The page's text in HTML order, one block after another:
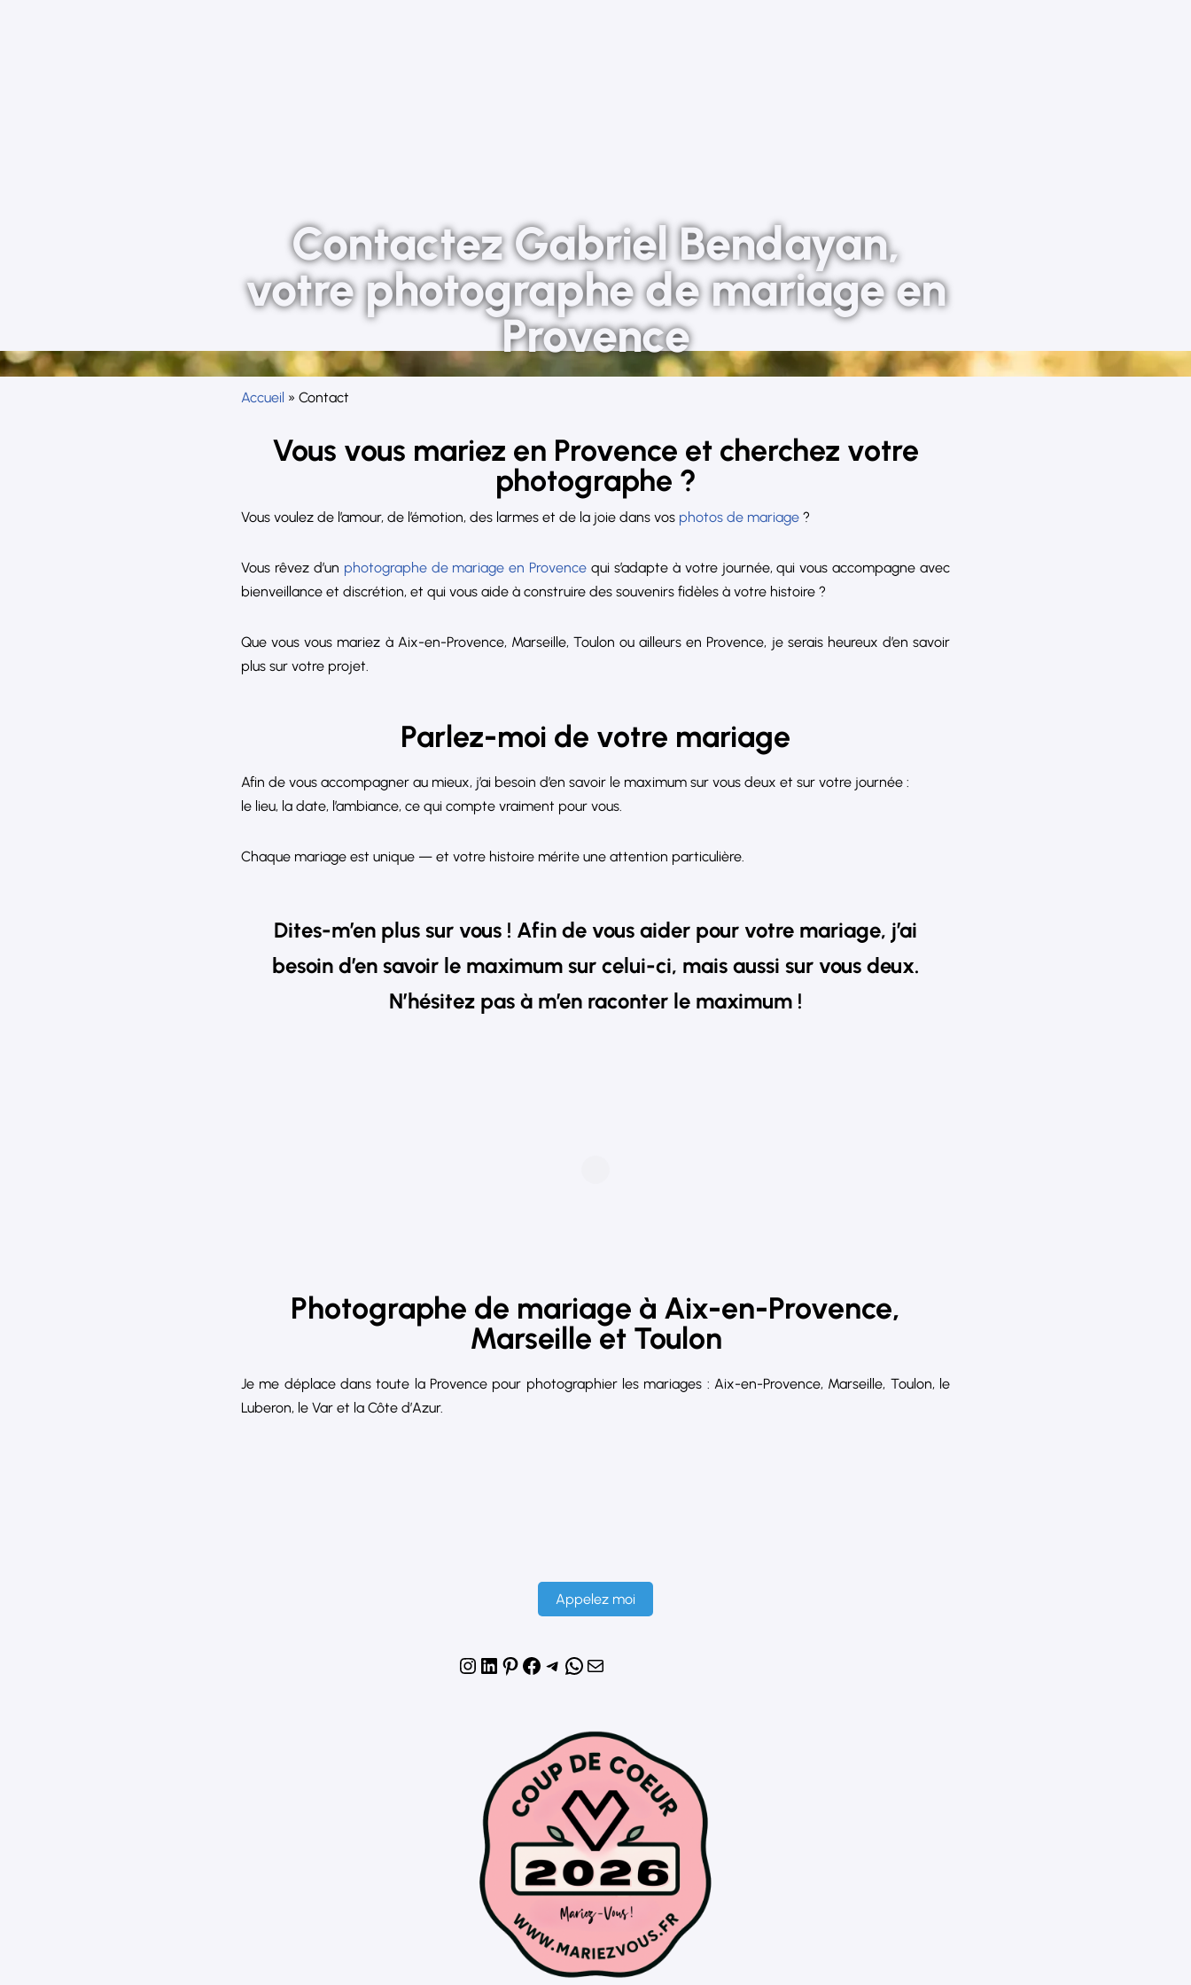
Contactez Gabriel Bendayan,
votre photographe de mariage en
Provence
Accueil » Contact
Vous vous mariez en Provence et cherchez votre
photographe ?
Vous voulez de l’amour, de l’émotion, des larmes et de la joie dans vos photos de mariage ?
Vous rêvez d’un photographe de mariage en Provence qui s’adapte à votre journée, qui vous accompagne avec
bienveillance et discrétion, et qui vous aide à construire des souvenirs fidèles à votre histoire ?
Que vous vous mariez à Aix-en-Provence, Marseille, Toulon ou ailleurs en Provence, je serais heureux d’en savoir
plus sur votre projet.
Parlez-moi de votre mariage
Afin de vous accompagner au mieux, j’ai besoin d’en savoir le maximum sur vous deux et sur votre journée :
le lieu, la date, l’ambiance, ce qui compte vraiment pour vous.
Chaque mariage est unique — et votre histoire mérite une attention particulière.
Dites-m’en plus sur vous ! Afin de vous aider pour votre mariage, j’ai
besoin d’en savoir le maximum sur celui-ci, mais aussi sur vous deux.
N’hésitez pas à m’en raconter le maximum !
Photographe de mariage à Aix-en-Provence,
Marseille et Toulon
Je me déplace dans toute la Provence pour photographier les mariages : Aix-en-Provence, Marseille, Toulon, le
Luberon, le Var et la Côte d’Azur.
Appelez moi